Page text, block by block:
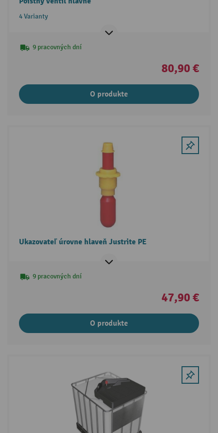
4 Varianty
9 pracovných dní
80,90 €
O produkte
Ukazovateľ úrovne hlaveň Justrite PE
9 pracovných dní
47,90 €
O produkte